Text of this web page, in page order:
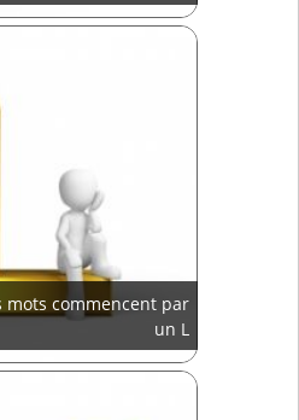
mots commencent par
un L